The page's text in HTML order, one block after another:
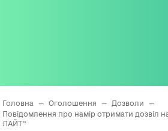
Головна — Оголошення — Дозволи
—
Повідомлення про намір отримати дозвіл
ЛАЙТ”